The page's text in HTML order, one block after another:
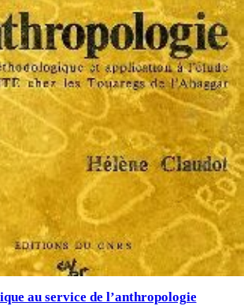
au service de l’anthropologie